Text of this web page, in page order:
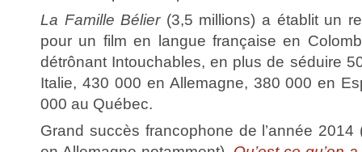
La Famille Bélier(3,5 millions) a établit un
pour un film en langue française en
détrônant Intouchables, en plus de séduire
Italie, 430 000 en Allemagne, 380 000 en
000 au Québec.
Grand succès francophone de l’année 2014